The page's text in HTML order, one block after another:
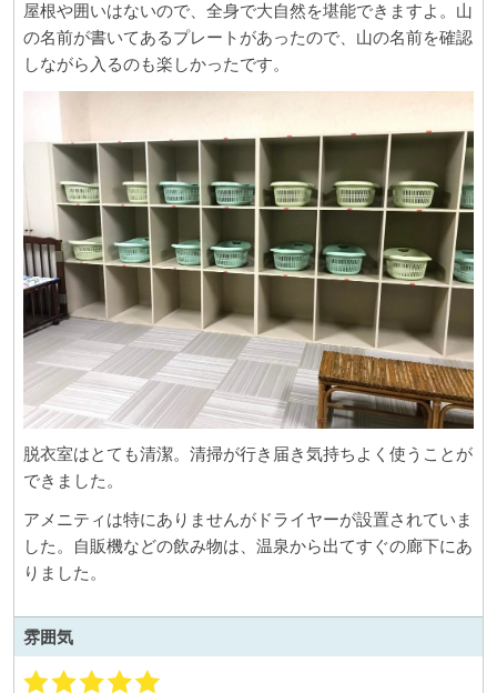
屋根や囲いはないので、全身で大自然を堪能できますよ。山
の名前が書いてあるプレートがあったので、山の名前を確認
しながら入るのも楽しかったです。
脱衣室はとても清潔。清掃が行き届き気持ちよく使うことが
できました。
アメニティは特にありませんがドライヤーが設置されていま
した。自販機などの飲み物は、温泉から出てすぐの廊下にあ
りました。
雰囲気